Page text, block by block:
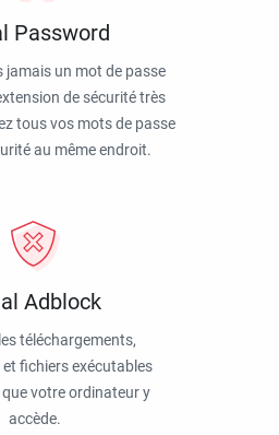
Password
jamais un mot de passe
de sécurité très
tous vos mots de passe
au même endroit.
Adblock
téléchargements,
fichiers exécutables
votre ordinateur y
accède.